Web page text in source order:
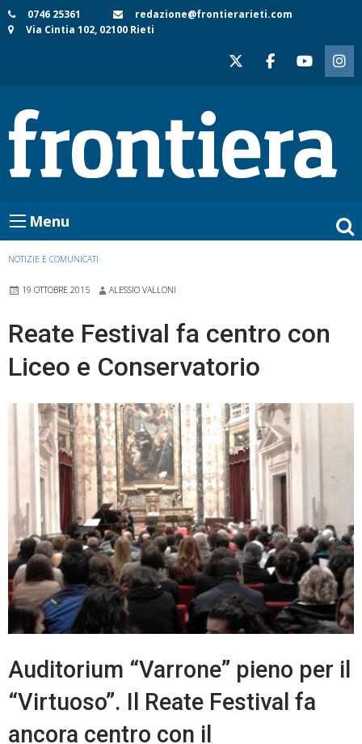
Skip
to
0746 25361
redazione@frontierarieti.com
Via Cintia 102, 02100 Rieti
Menu
NOTIZIE E COMUNICATI
19 OTTOBRE 2015 ALESSIO VALLONI
Reate Festival fa centro con
Liceo e Conservatorio
Auditorium “Varrone” pieno per il
“Virtuoso”. Il Reate Festival fa
ancora centro con il